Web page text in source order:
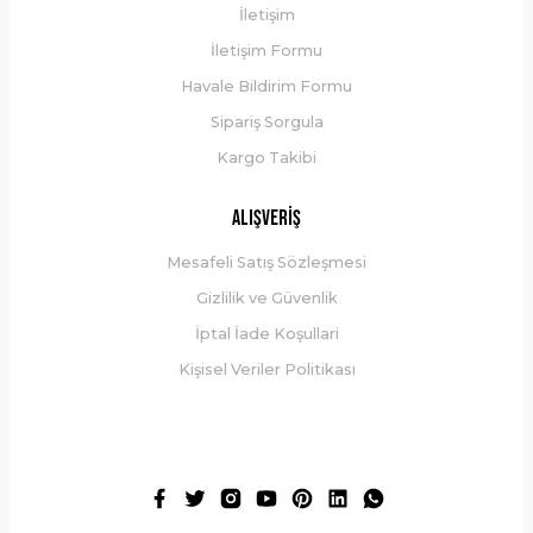
İletişim
İletişim Formu
Havale Bildirim Formu
Sipariş Sorgula
Kargo Takibi
Alışveriş
Mesafeli Satış Sözleşmesi
Gizlilik ve Güvenlik
İptal İade Koşullari
Kişisel Veriler Politikası